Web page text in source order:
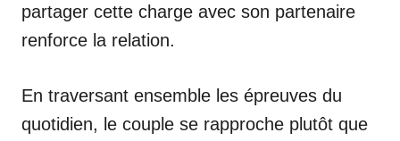
partager cette charge avec son partenaire
renforce la relation.
En traversant ensemble les épreuves du
quotidien, le couple se rapproche plutôt que